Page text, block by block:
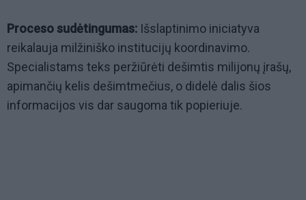
Proceso sudėtingumas: Išslaptinimo iniciatyva
reikalauja milžiniško institucijų koordinavimo.
Specialistams teks peržiūrėti dešimtis milijonų įrašų,
apimančių kelis dešimtmečius, o didelė dalis šios
informacijos vis dar saugoma tik popieriuje.